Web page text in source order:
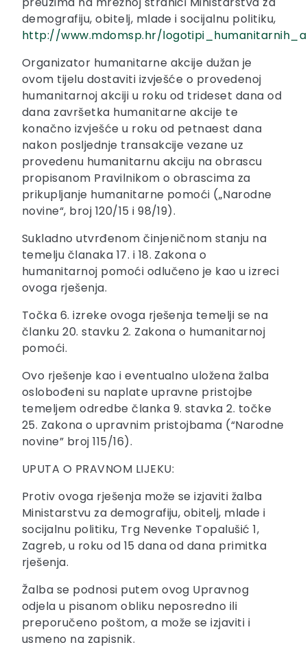
demografiju, obitelj, mlade i socijalnu politiku,
http://www.mdomsp.hr/
Organizator humanitarne akcije dužan je
ovom tijelu dostaviti izvješće o provedenoj
humanitarnoj akciji u roku od trideset dana od
dana završetka humanitarne akcije te
konačno izvješće u roku od petnaest dana
nakon posljednje transakcije vezane uz
provedenu humanitarnu akciju na obrascu
propisanom Pravilnikom o obrascima za
prikupljanje humanitarne pomoći („Narodne
novine“, broj 120/15 i 98/19).
Sukladno utvrđenom činjeničnom stanju na
temelju članaka 17. i 18. Zakona o
humanitarnoj pomoći odlučeno je kao u izreci
ovoga rješenja.
Točka 6. izreke ovoga rješenja temelji se na
članku 20. stavku 2. Zakona o humanitarnoj
pomoći.
Ovo rješenje kao i eventualno uložena žalba
oslobođeni su naplate upravne pristojbe
temeljem odredbe članka 9. stavka 2. točke
25. Zakona o upravnim pristojbama (“Narodne
novine” broj 115/16).
UPUTA O PRAVNOM LIJEKU:
Protiv ovoga rješenja može se izjaviti žalba
Ministarstvu za demografiju, obitelj, mlade i
socijalnu politiku, Trg Nevenke Topalušić 1,
Zagreb, u roku od 15 dana od dana primitka
rješenja.
Žalba se podnosi putem ovog Upravnog
odjela u pisanom obliku neposredno ili
preporučeno poštom, a može se izjaviti i
usmeno na zapisnik.